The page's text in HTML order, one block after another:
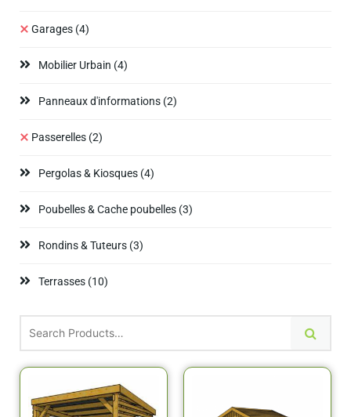
Garages (4)
Mobilier Urbain (4)
Panneaux d'informations (2)
Passerelles (2)
Pergolas & Kiosques (4)
Poubelles & Cache poubelles (3)
Rondins & Tuteurs (3)
Terrasses (10)